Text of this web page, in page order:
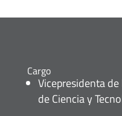
Cargo
Vicepresidenta
de Ciencia y